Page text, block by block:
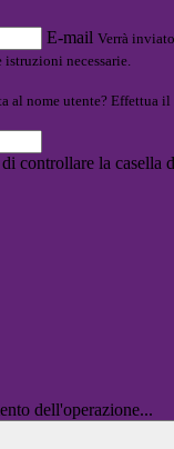
E-mail Verrà
necessarie.
al nome utente? Effettua il
controllare la casella
dell'operazione...